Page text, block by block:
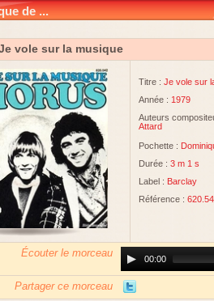
de ...
vole sur la musique
Titre : Je vole sur
Année : 1979
Auteurs
Attard
Pochette :
Durée : 3 m 1 s
Label : Barclay
Référence :
Écouter le morceau
Player00:00
Partager ce morceau